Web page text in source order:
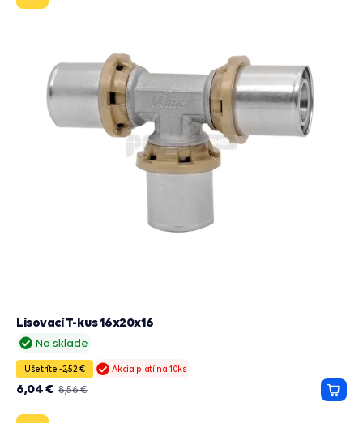
Na sklade
Lisovací T-kus 16x20x16
Ušetríte -2,52 € Akcia platí na 10ks
8,56 €
6,04 €
do